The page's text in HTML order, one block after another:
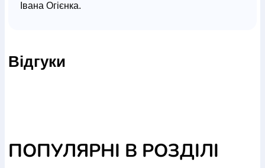
Івана Огієнка.
цитовані вірші зі Священного Писання.
Книги НОВОГО ЗАПОВІТУ
ЧОТИРИЄВАНГЕЛІЯ
Відгуки
ПОПУЛЯРНІ В РОЗДІЛІ